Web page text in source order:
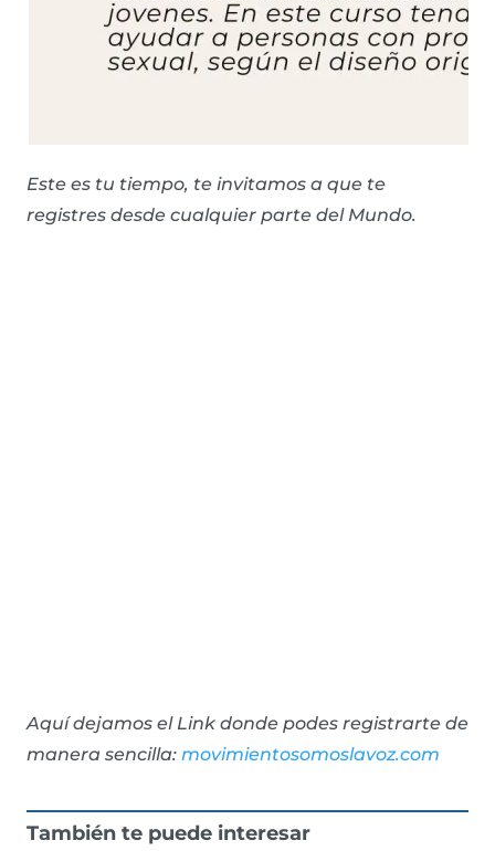
Este es tu tiempo, te invitamos a que te
registres desde cualquier parte del Mundo.
Aquí dejamos el Link donde podes registrarte de
manera sencilla: movimientosomoslavoz.com
También te puede interesar